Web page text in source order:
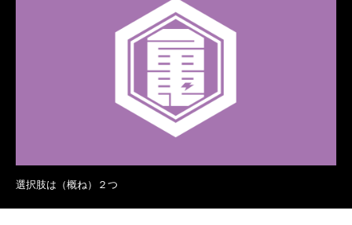
選択肢は（概ね）２つ